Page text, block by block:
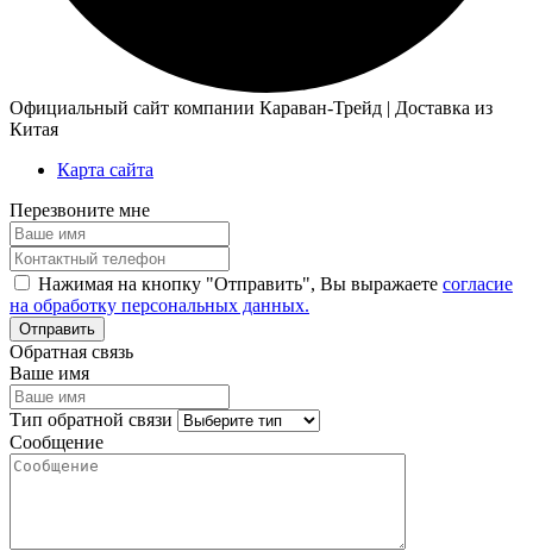
Официальный сайт компании Караван-Трейд | Доставка из
Китая
Карта сайта
Перезвоните мне
Нажимая на кнопку "Отправить", Вы выражаете согласие
на обработку персональных данных.
Обратная связь
Ваше имя
Тип обратной связи
Сообщение